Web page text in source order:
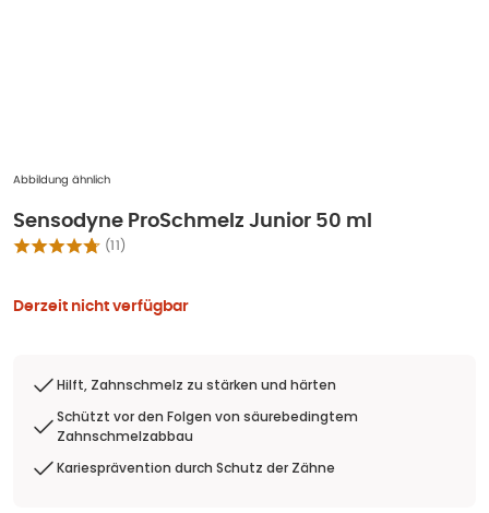
Abbildung ähnlich
Sensodyne ProSchmelz Junior 50 ml
(11)
Derzeit nicht verfügbar
Hilft, Zahnschmelz zu stärken und härten
Schützt vor den Folgen von säurebedingtem
Zahnschmelzabbau
Kariesprävention durch Schutz der Zähne